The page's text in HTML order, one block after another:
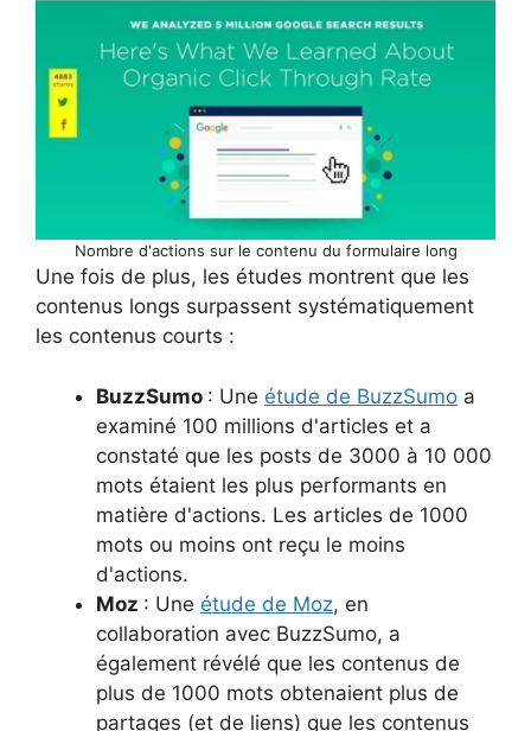
Nombre d'actions sur le contenu du formulaire long
Une fois de plus, les études montrent que les
contenus longs surpassent systématiquement
les contenus courts :
BuzzSumo : Une étude de BuzzSumo a
examiné 100 millions d'articles et a
constaté que les posts de 3000 à 10 000
mots étaient les plus performants en
matière d'actions. Les articles de 1000
mots ou moins ont reçu le moins
d'actions.
Moz : Une étude de Moz, en
collaboration avec BuzzSumo, a
également révélé que les contenus de
plus de 1000 mots obtenaient plus de
partages (et de liens) que les contenus